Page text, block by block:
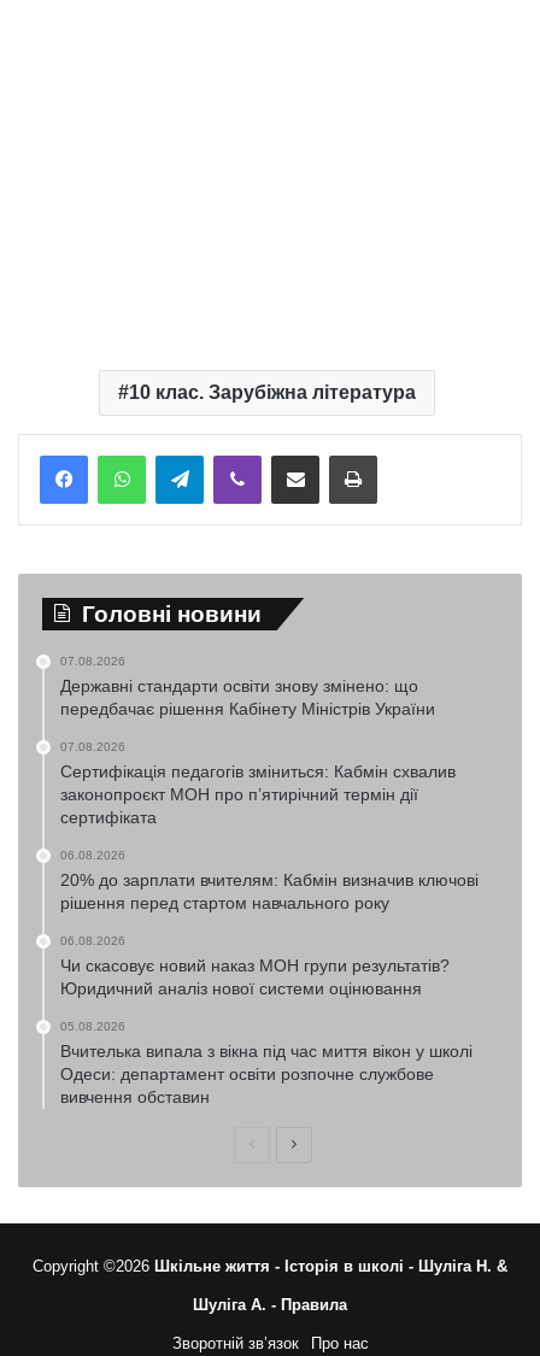
10 клас. Зарубіжна література
TelegramViber Надіслати електронною поштоюНадрукувати
Головні новини
07.08.2026
Державні стандарти освіти знову змінено: що
передбачає рішення Кабінету Міністрів України
07.08.2026
Сертифікація педагогів зміниться: Кабмін схвалив
законопроєкт МОН про п’ятирічний термін дії
сертифіката
06.08.2026
20% до зарплати вчителям: Кабмін визначив ключові
рішення перед стартом навчального року
06.08.2026
Чи скасовує новий наказ МОН групи результатів?
Юридичний аналіз нової системи оцінювання
05.08.2026
Вчителька випала з вікна під час миття вікон у школі
Одеси: департамент освіти розпочне службове
вивчення обставин
ПопередняНаступна
Copyright ©2026 Шкільне життя - Історія в школі - Шуліга Н. &
Шуліга А. - Правила
Зворотній зв’язок Про нас